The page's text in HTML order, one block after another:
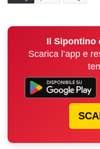
Il Sipontino
Scarica l’app e